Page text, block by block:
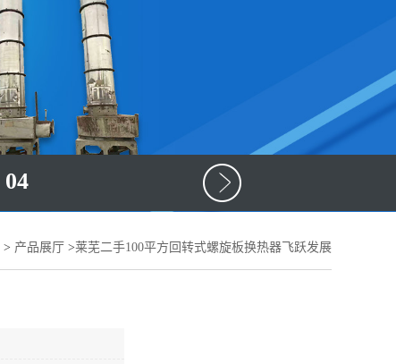
04
> 产品展厅 >莱芜二手100平方回转式螺旋板换热器飞跃发展